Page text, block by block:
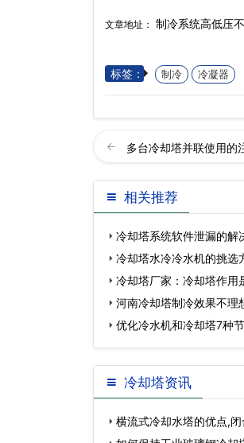
文章地址： 制冷系统高低压
标签： 制冷 冷凝器
多台冷却塔并联使用的
相关推荐
冷却塔系统软件泄漏的解
冷却塔水冷冷水机的挑选
冷却塔厂家：冷却塔作用
河南冷却塔制冷效果不理
优化冷水机和冷却塔7种
冷却塔资讯
横流式冷却水塔的优点,